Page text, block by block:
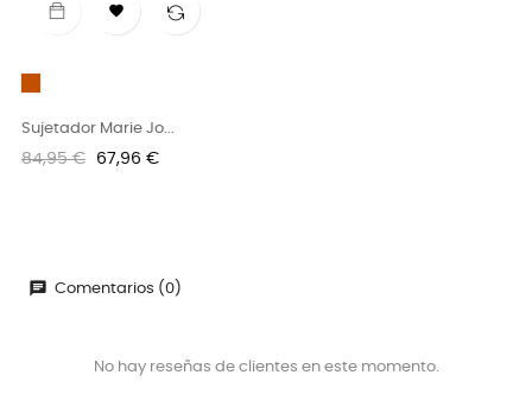

Sujetador Marie Jo...
Precio
84,95 € Precio
67,96 €
chat Comentarios (0)
No hay reseñas de clientes en este momento.